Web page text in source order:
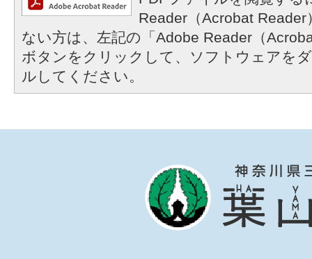
Reader（Acrobat
ない方は、左記の「Adobe Reader（
ボタンをクリックして、ソフトウェアを
ルしてください。